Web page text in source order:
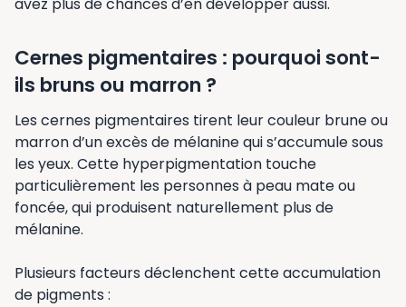
avez plus de chances d’en développer aussi.
Cernes pigmentaires : pourquoi sont-
ils bruns ou marron ?
Les cernes pigmentaires tirent leur couleur brune ou
marron d’un excès de mélanine qui s’accumule sous
les yeux. Cette hyperpigmentation touche
particulièrement les personnes à peau mate ou
foncée, qui produisent naturellement plus de
mélanine.
Plusieurs facteurs déclenchent cette accumulation
de pigments :